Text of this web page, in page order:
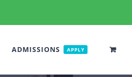
ADMISSIONS APPLY